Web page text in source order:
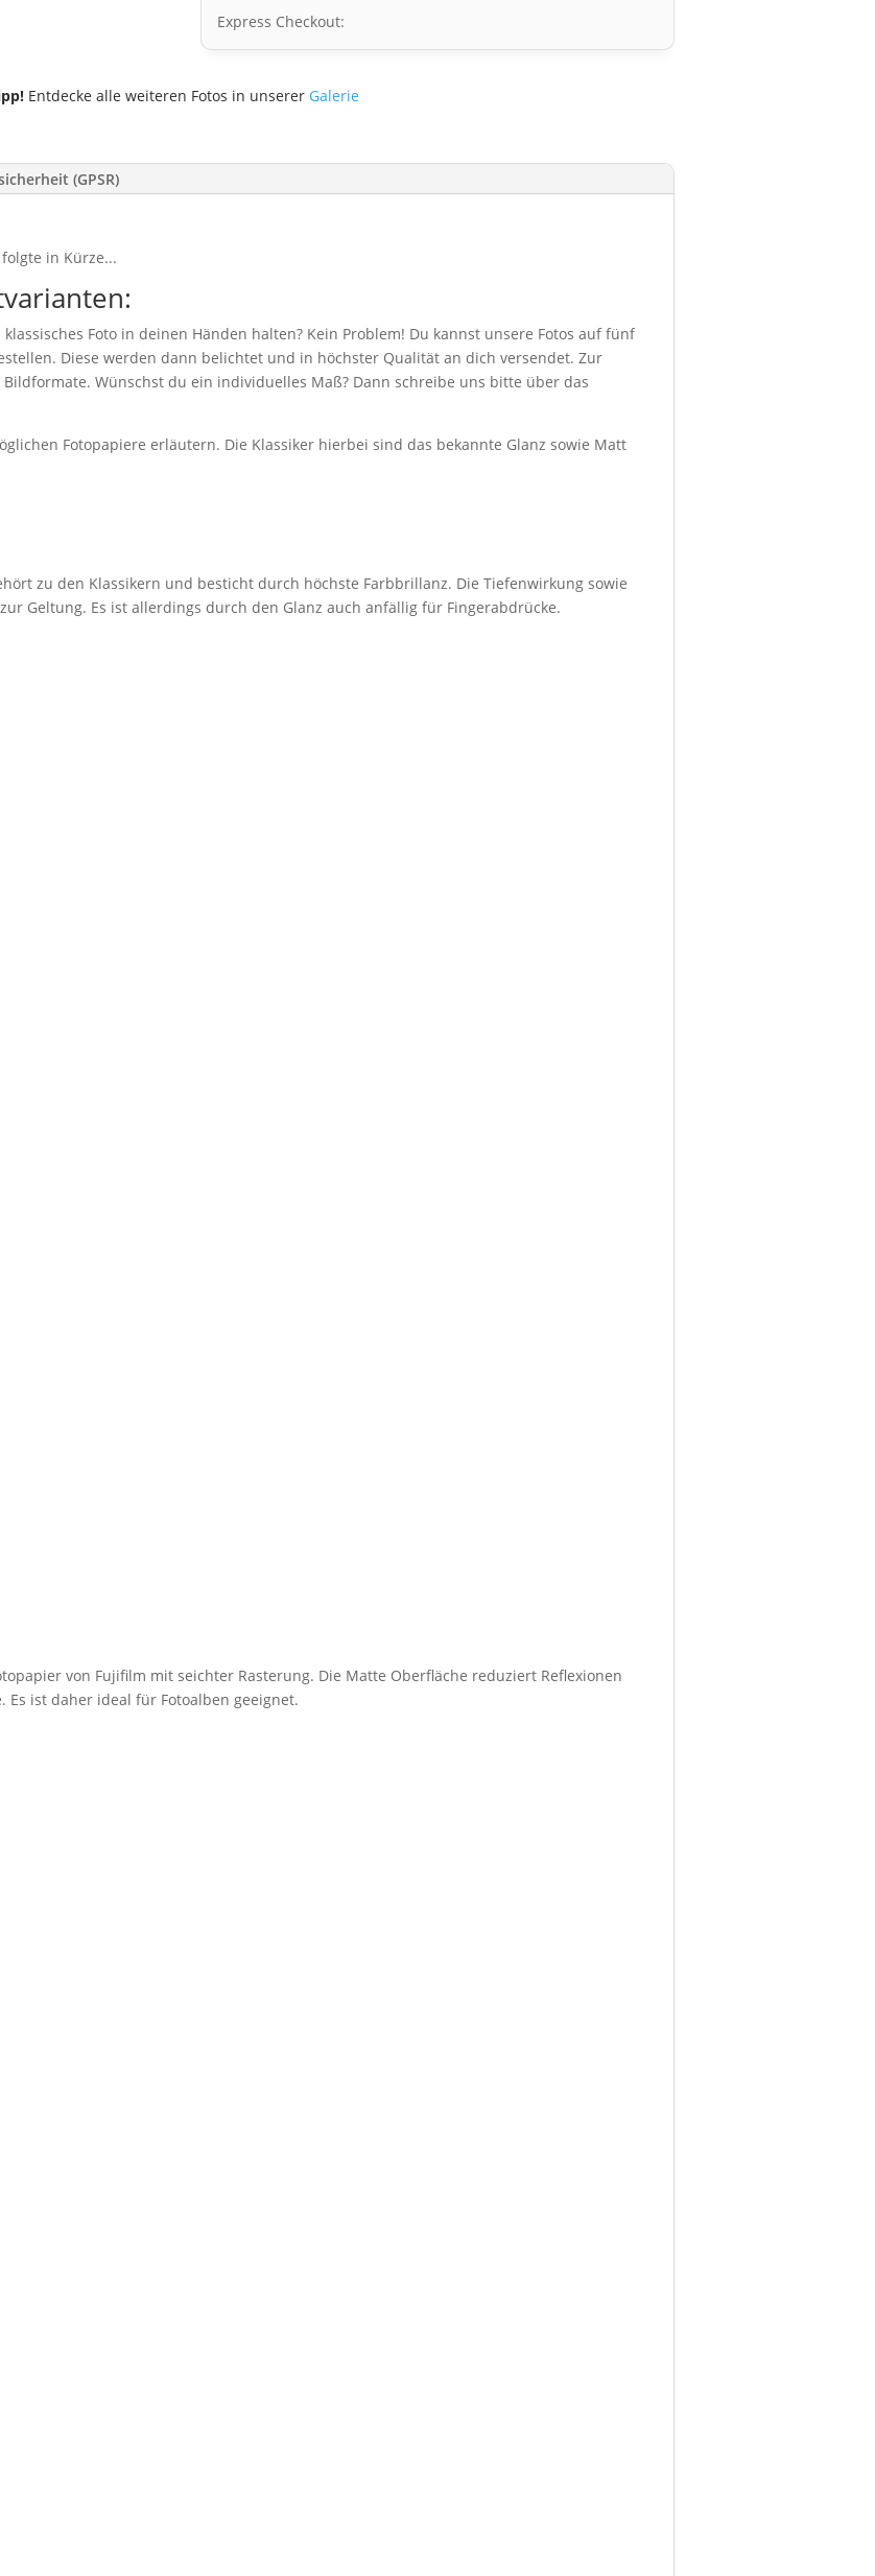
Express Checkout:
Entdecke alle weiteren Fotos in unserer Galerie
(GPSR)
in Kürze...
Foto in deinen Händen halten? Kein Problem! Du kannst unsere Fotos auf fünf
Diese werden dann belichtet und in höchster Qualität an dich versendet. Zur
Wünschst du ein individuelles Maß? Dann schreibe uns bitte über das
Fotopapiere erläutern. Die Klassiker hierbei sind das bekannte Glanz sowie Matt
zu den Klassikern und besticht durch höchste Farbbrillanz. Die Tiefenwirkung sowie
Geltung. Es ist allerdings durch den Glanz auch anfällig für Fingerabdrücke.
von Fujifilm mit seichter Rasterung. Die Matte Oberfläche reduziert Reflexionen
ist daher ideal für Fotoalben geeignet.